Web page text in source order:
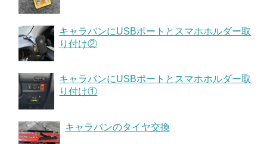
キャラバンにUSBポートとスマホホルダー取
り付け②
キャラバンにUSBポートとスマホホルダー取
り付け①
キャラバンのタイヤ交換